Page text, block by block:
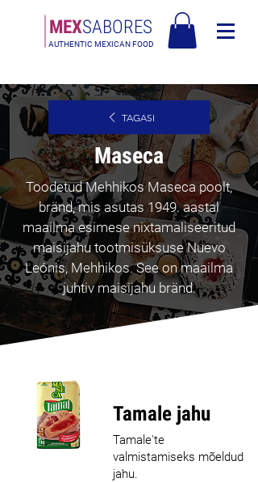
MEXSABORES
AUTHENTIC MEXICAN FOOD
TAGASI
Maseca
Toodetud Mehhikos Maseca poolt,
bränd, mis asutas 1949. aastal
maailma esimese nixtamaliseeritud
maisijahu tootmisüksuse Nuevo
Leónis, Mehhikos. See on maailma
juhtiv maisijahu bränd.
Tamale jahu
Tamale'te
valmistamiseks mõeldud
jahu.